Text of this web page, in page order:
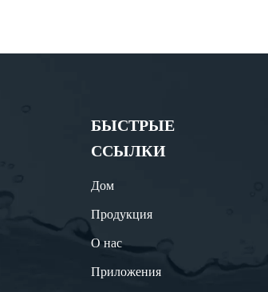
БЫСТРЫЕ
ССЫЛКИ
Дом
Продукция
О нас
Приложения